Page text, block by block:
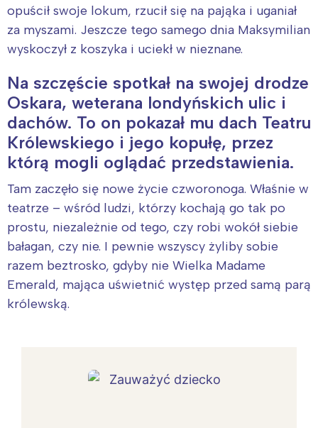
opuścił swoje lokum, rzucił się na pająka i uganiał
za myszami. Jeszcze tego samego dnia Maksymilian
wyskoczył z koszyka i uciekł w nieznane.
Na szczęście spotkał na swojej drodze
Oskara, weterana londyńskich ulic i
dachów. To on pokazał mu dach Teatru
Królewskiego i jego kopułę, przez
którą mogli oglądać przedstawienia.
Tam zaczęło się nowe życie czworonoga. Właśnie w
teatrze – wśród ludzi, którzy kochają go tak po
prostu, niezależnie od tego, czy robi wokół siebie
bałagan, czy nie. I pewnie wszyscy żyliby sobie
razem beztrosko, gdyby nie Wielka Madame
Emerald, mająca uświetnić występ przed samą parą
królewską.